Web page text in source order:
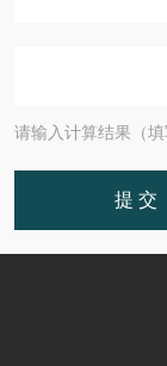
请输入计算结果（